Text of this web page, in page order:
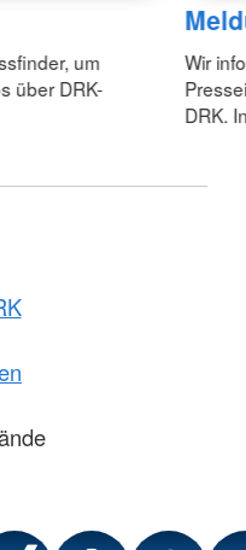
um
über DRK-
Wir
DRK.